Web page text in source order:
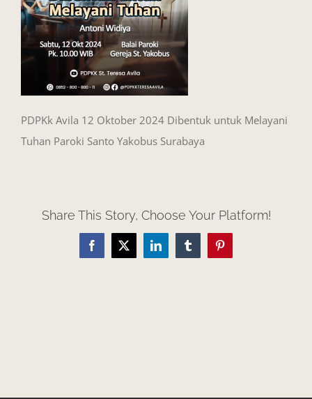
PDPKk Avila 12 Oktober 2024 Dibentuk untuk Melayani
Tuhan Paroki Santo Yakobus Surabaya
Share This Story, Choose Your Platform!
Facebook
X LinkedInTumblrPinterest